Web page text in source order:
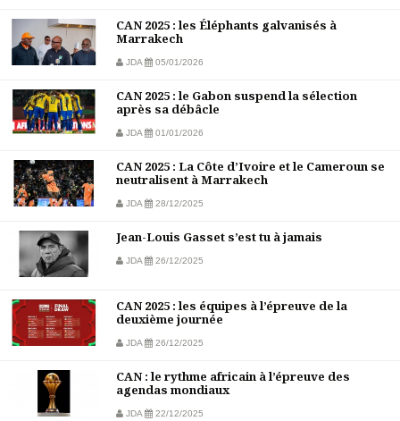
CAN 2025 : les Éléphants galvanisés à
Marrakech
JDA 05/01/2026
CAN 2025 : le Gabon suspend la sélection
après sa débâcle
JDA 01/01/2026
CAN 2025 : La Côte d’Ivoire et le Cameroun se
neutralisent à Marrakech
JDA 28/12/2025
Jean-Louis Gasset s’est tu à jamais
JDA 26/12/2025
CAN 2025 : les équipes à l’épreuve de la
deuxième journée
JDA 26/12/2025
CAN : le rythme africain à l’épreuve des
agendas mondiaux
JDA 22/12/2025